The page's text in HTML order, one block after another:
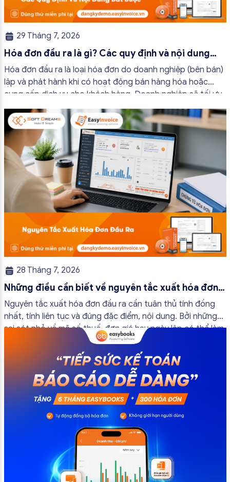
29 Tháng 7, 2026
Hóa đơn đầu ra là gì? Các quy định và nội dung
bắt buộc mới nhất
Hóa đơn đầu ra là loại hóa đơn do doanh nghiệp (bên bán)
lập và phát hành khi có hoạt động bán hàng hóa hoặc
cung cấp dịch vụ cho khách hàng. Doanh nghiệp sẽ tối ưu
quy trình vận hành và tránh được những án phạt hành
chính không đáng có nếu nắm rõ […]
28 Tháng 7, 2026
Những điều cần biết về nguyên tắc xuất hóa đơn
đầu ra
Nguyên tắc xuất hóa đơn đầu ra cần tuân thủ tính đồng
nhất, tính liên tục và đúng đặc điểm, nội dung. Bởi những
sai sót nhỏ về mã số thuế, đơn giá hay ngày lập có thể làm
ảnh hưởng đến quá trình quyết toán thuế của bạn. Kế
toán có thể tham khảo […]